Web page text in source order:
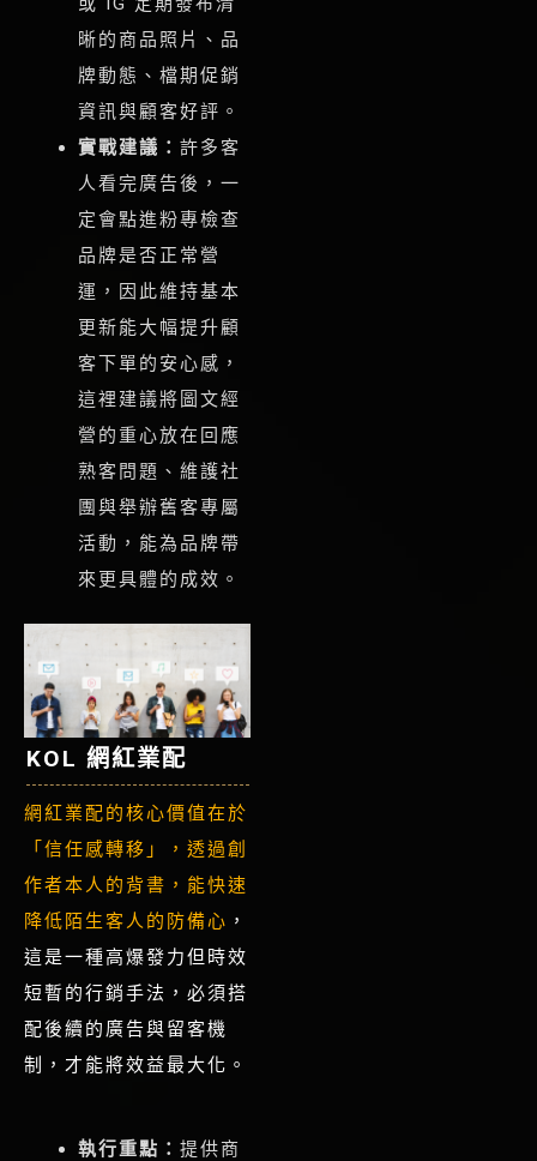
晰的商品照片、品
牌動態、檔期促銷
資訊與顧客好評。
實戰建議： 許多客
人看完廣告後，一
定會點進粉專檢查
品牌是否正常營
運，因此維持基本
更新能大幅提升顧
客下單的安心感，
這裡建議將圖文經
營的重心放在回應
熟客問題、維護社
團與舉辦舊客專屬
活動，能為品牌帶
來更具體的成效。
KOL 網紅業配
網紅業配的核心價值在於
「信任感轉移」，透過創
作者本人的背書，能快速
降低陌生客人的防備心 ，
這是一種高爆發力但時效
短暫的行銷手法，必須搭
配後續的廣告與留客機
制，才能將效益最大化。
執行重點： 提供商